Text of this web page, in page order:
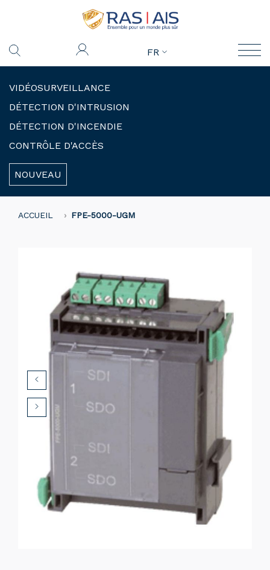
FR
VIDÉOSURVEILLANCE
DÉTECTION D'INTRUSION
DÉTECTION D'INCENDIE
CONTRÔLE D'ACCÈS
NOUVEAU
ACCUEIL FPE-5000-UGM